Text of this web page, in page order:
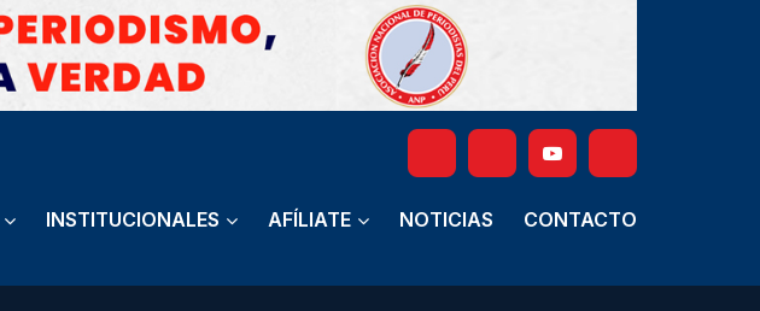
INSTITUCIONALES AFÍLIATE NOTICIAS CONTACTO